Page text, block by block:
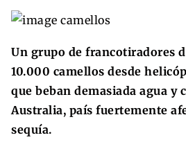
Un grupo de francotiradores
10.000 camellos desde
que beban demasiada agua y
Australia, país fuertemente
sequía.